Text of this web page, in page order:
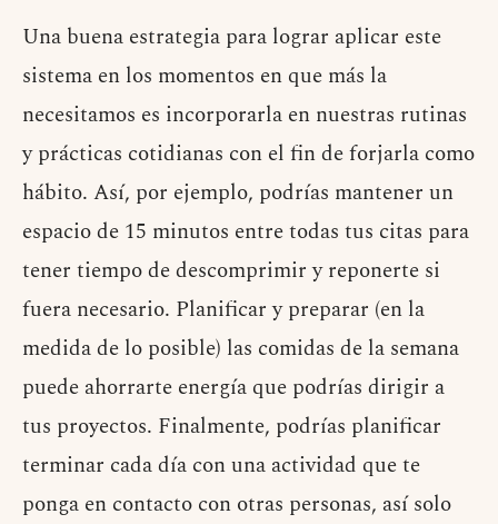
Una buena estrategia para lograr aplicar este
sistema en los momentos en que más la
necesitamos es incorporarla en nuestras rutinas
y prácticas cotidianas con el fin de forjarla como
hábito. Así, por ejemplo, podrías mantener un
espacio de 15 minutos entre todas tus citas para
tener tiempo de descomprimir y reponerte si
fuera necesario. Planificar y preparar (en la
medida de lo posible) las comidas de la semana
puede ahorrarte energía que podrías dirigir a
tus proyectos. Finalmente, podrías planificar
terminar cada día con una actividad que te
ponga en contacto con otras personas, así solo